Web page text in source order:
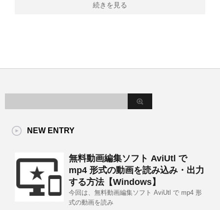
続きを見る
NEW ENTRY
無料動画編集ソフト AviUtl で
mp4 形式の動画を読み込み・出力
する方法【Windows】
今回は、無料動画編集ソフト AviUtl で mp4 形
式の動画を読み